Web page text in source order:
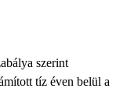
szerint
tíz éven belül a